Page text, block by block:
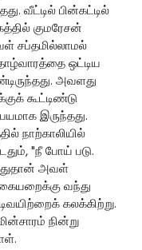
வீட்டில் பின்கட்டில்
குமரேசன்
சப்தமில்லாமல்
ஒட்டிய
அவளது
கூட்டிண்டு
இருந்தது.
நாற்காலியில்
"நீ போய் படு.
அவள்
வந்து
கலக்கிற்று.
நின்று